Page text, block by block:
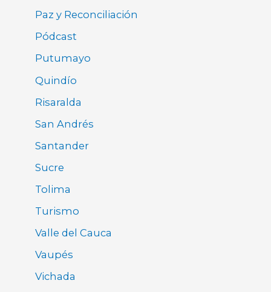
Paz y Reconciliación
Pódcast
Putumayo
Quindío
Risaralda
San Andrés
Santander
Sucre
Tolima
Turismo
Valle del Cauca
Vaupés
Vichada